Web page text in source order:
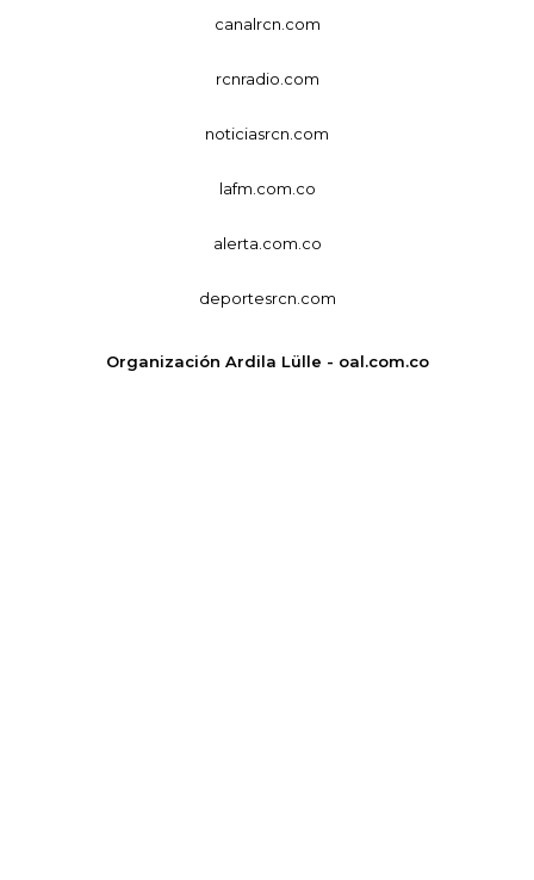
canalrcn.com
rcnradio.com
noticiasrcn.com
lafm.com.co
alerta.com.co
deportesrcn.com
Organización Ardila Lülle - oal.com.co